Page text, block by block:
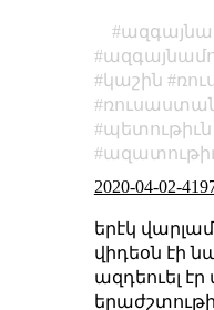
կաշին
պետութիւն
2020-04-02-
երէկ
վիդեօն էի
ազդեուել